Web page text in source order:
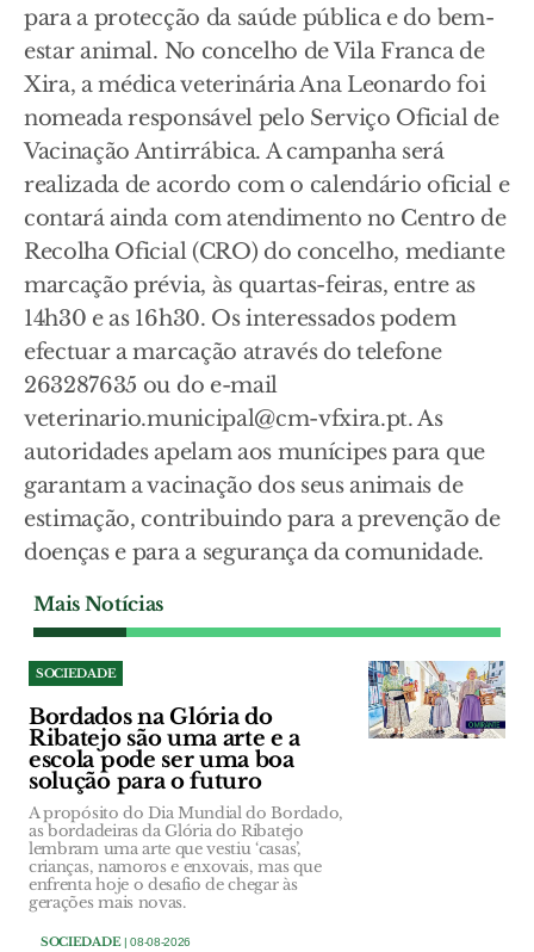
para a protecção da saúde pública e do bem-
estar animal. No concelho de Vila Franca de
Xira, a médica veterinária Ana Leonardo foi
nomeada responsável pelo Serviço Oficial de
Vacinação Antirrábica. A campanha será
realizada de acordo com o calendário oficial e
contará ainda com atendimento no Centro de
Recolha Oficial (CRO) do concelho, mediante
marcação prévia, às quartas-feiras, entre as
14h30 e as 16h30. Os interessados podem
efectuar a marcação através do telefone
263287635 ou do e-mail
veterinario.municipal@cm-vfxira.pt. As
autoridades apelam aos munícipes para que
garantam a vacinação dos seus animais de
estimação, contribuindo para a prevenção de
doenças e para a segurança da comunidade.
Mais Notícias
SOCIEDADE
Bordados na Glória do
Ribatejo são uma arte e a
escola pode ser uma boa
solução para o futuro
A propósito do Dia Mundial do Bordado,
as bordadeiras da Glória do Ribatejo
lembram uma arte que vestiu ‘casas’,
crianças, namoros e enxovais, mas que
enfrenta hoje o desafio de chegar às
gerações mais novas.
SOCIEDADE| 08-08-2026